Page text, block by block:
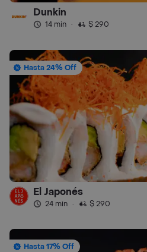
Dunkin
14 min · $ 290
Hasta 24% Off
El Japonés
24 min · $ 290
Hasta 17% Off